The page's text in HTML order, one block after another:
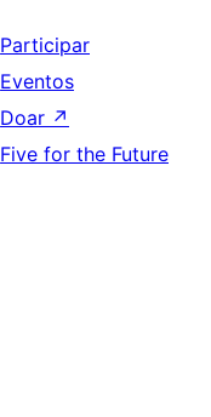
Participar
Eventos
Doar ↗
Five for the Future